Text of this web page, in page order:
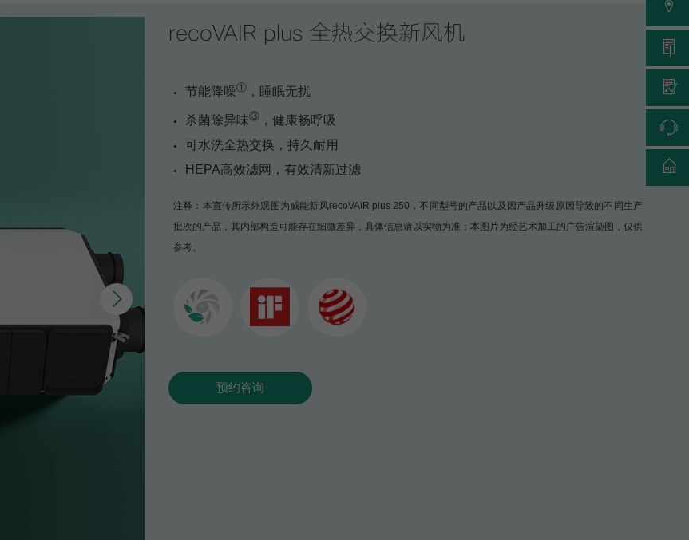
recoVAIR plus 全热交换新风机
节能降噪① ，睡眠无扰
杀菌除异味③ ，健康畅呼吸
可水洗全热交换，持久耐用
HEPA高效滤网，有效清新过滤
注释：本宣传所示外观图为威能新风recoVAIR plus 250，不同型号的产品以及因产品升级原因导致的不同生产
批次的产品，其内部构造可能存在细微差异，具体信息请以实物为准；本图片为经艺术加工的广告渲染图，仅供
参考。
预约咨询